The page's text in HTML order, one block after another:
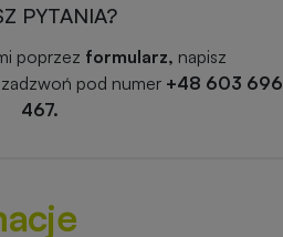
PYTANIA?
poprzez formularz, napisz
pod numer +48 603 696
467.